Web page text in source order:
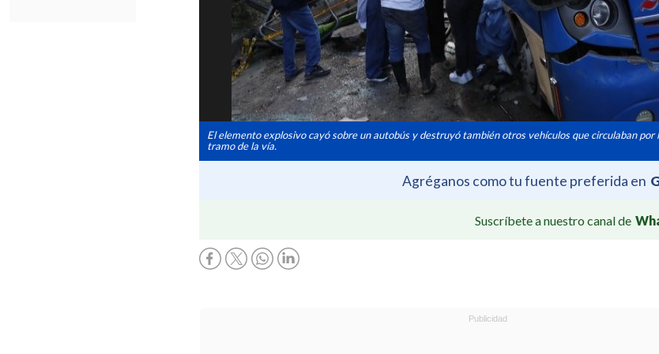
El elemento explosivo cayó sobre un autobús y destruyó también otros vehículos que circulaban por
tramo de la vía.
Agréganos como tu fuente preferida en
Suscríbete a nuestro canal de